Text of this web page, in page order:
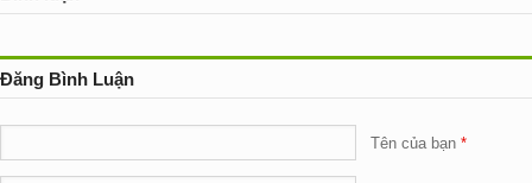
Đăng Bình Luận
Tên của bạn